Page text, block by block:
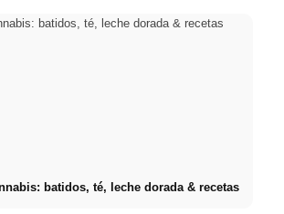
batidos, té, leche dorada & recetas